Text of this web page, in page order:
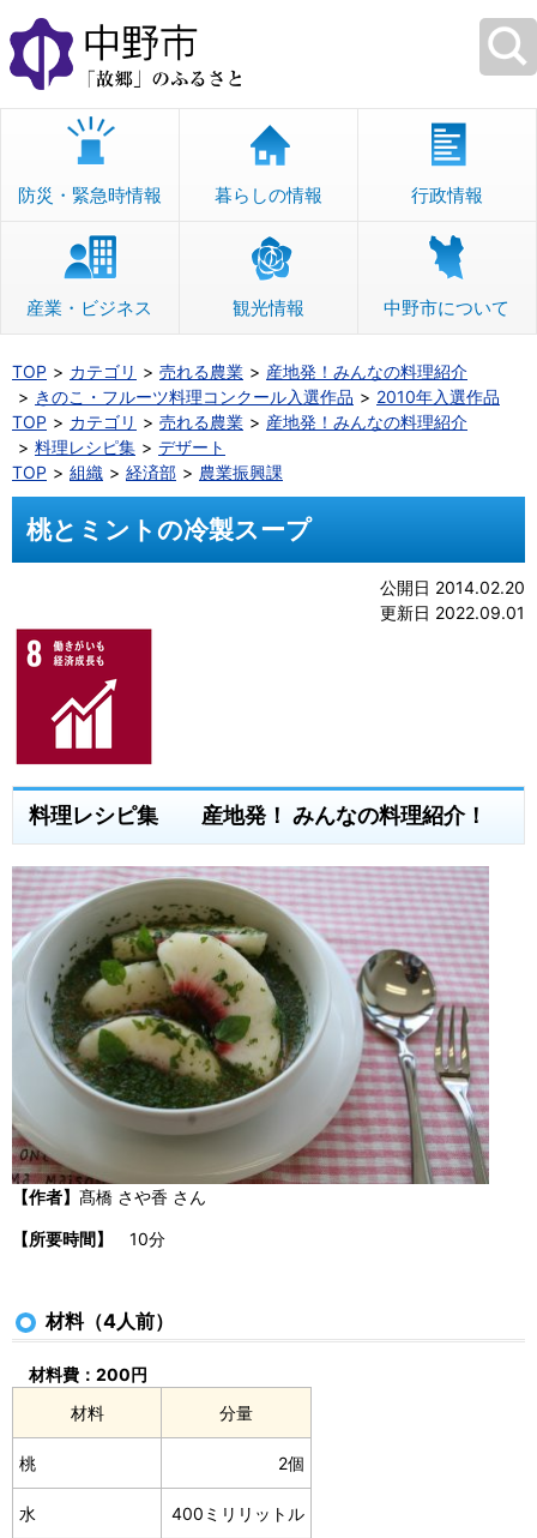
本
文
へ
移
防災・緊急時情報 暮らしの情報 行政情報
産業・ビジネス 観光情報 中野市について
TOP カテゴリ 売れる農業
産地発！みんなの料理紹介
きのこ・フルーツ料理コンクール入選作品
2010年入選作品
TOP
カテゴリ 売れる農業
産地発！みんなの料理紹介
料理レシピ集
デザート
TOP
組織 経済部 農業振興課
桃とミントの冷製スープ
公開日 2014.02.20
更新日 2022.09.01
料理レシピ集 産地発！ みんなの料理紹介！
【作者】 髙橋 さや香 さん
【所要時間】 10分
材料（4人前）
材料費：200円
材料
分量
桃 2個
水 400ミリリットル